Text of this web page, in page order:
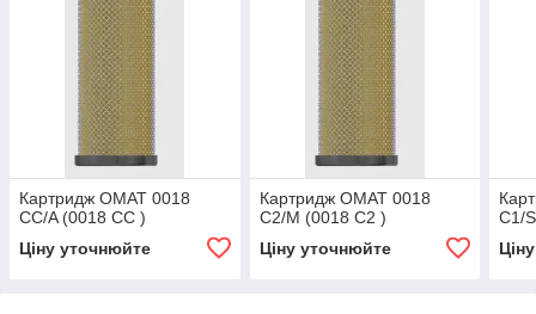
Картридж OMAT 0018
CC/A (0018 CC )
Ціну уточнюйте
Картридж OMAT 0018
C2/M (0018 C2 )
Ціну уточнюйте
C1/